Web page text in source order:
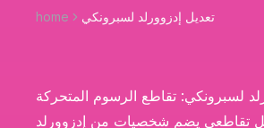
home تعديل إدزوورلد لسبرونكي
لسبرونكي: تقاطع الرسوم المتحركة